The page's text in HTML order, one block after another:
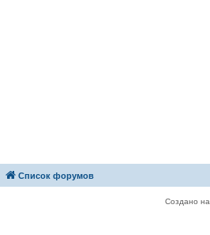
Список форумов
Создано